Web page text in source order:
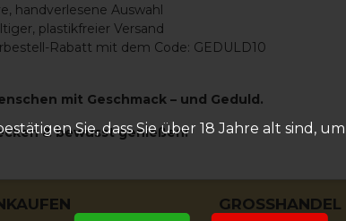
Sie, dass Sie über 18 Jahre alt sind,
Grandvini
für Privatkunden
GROSSHANDEL
handverlesene Auswahl
plastikfreier Versand
Rabatt mit dem Code: GEDULD10
mit Geschmack – und Geduld.
& bewusst genießen!